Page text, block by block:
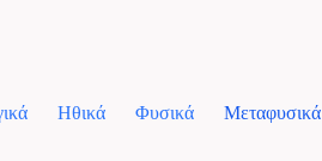
Ηθικά Φυσικά Μεταφυσικά